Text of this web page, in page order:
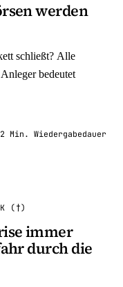
werden
schließt? Alle
bedeutet
Min. Wiedergabedauer
(†)
immer
durch die